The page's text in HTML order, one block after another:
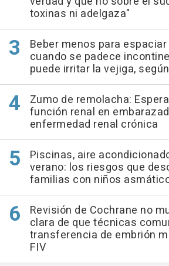
toxinas ni adelgaza"
Beber menos para
cuando se padece
puede irritar la vejiga,
Zumo de remolacha:
función renal en
enfermedad renal crónica
Piscinas, aire
verano: los riesgos que
familias con niños
Revisión de Cochrane no
clara de que técnicas
transferencia de embrión
FIV